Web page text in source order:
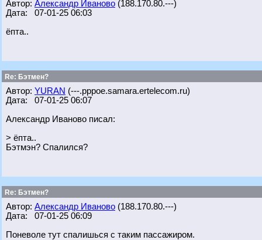
Автор: Александр Иваново (188.170.80.---)
Дата: 07-01-25 06:03
ёпта..
Re: Бэтмен?
Автор: YURAN (---.pppoe.samara.ertelecom.ru)
Дата: 07-01-25 06:07
Александр Иваново писал:
> ёпта..
Бэтмэн? Спалился?
Re: Бэтмен?
Автор: Александр Иваново (188.170.80.---)
Дата: 07-01-25 06:09
Поневоле тут спалишься с таким пассажиром.